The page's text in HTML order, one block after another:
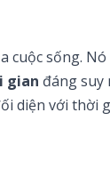
sống.
gian đáng suy
diện với thời